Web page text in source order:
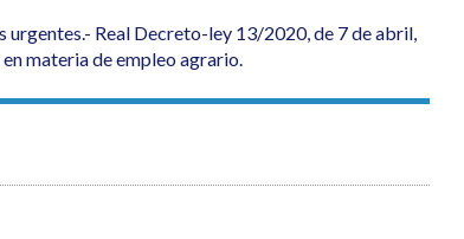
urgentes.- Real Decreto-ley 13/2020, de 7 de abril,
materia de empleo agrario.